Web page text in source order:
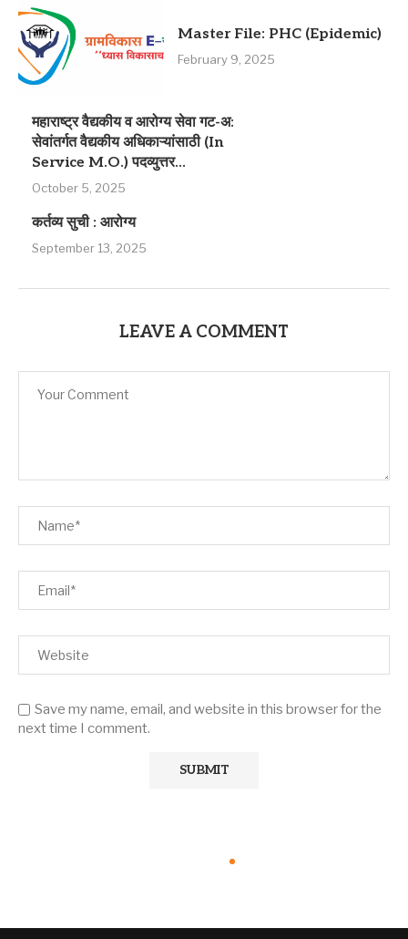
Master File: PHC (Epidemic)
February 9, 2025
महाराष्ट्र वैद्यकीय व आरोग्य सेवा गट-अ:
सेवांतर्गत वैद्यकीय अधिकाऱ्यांसाठी (In
Service M.O.) पदव्युत्तर...
October 5, 2025
कर्तव्य सुची : आरोग्य
September 13, 2025
LEAVE A COMMENT
Save my name, email, and website in this browser for the
next time I comment.